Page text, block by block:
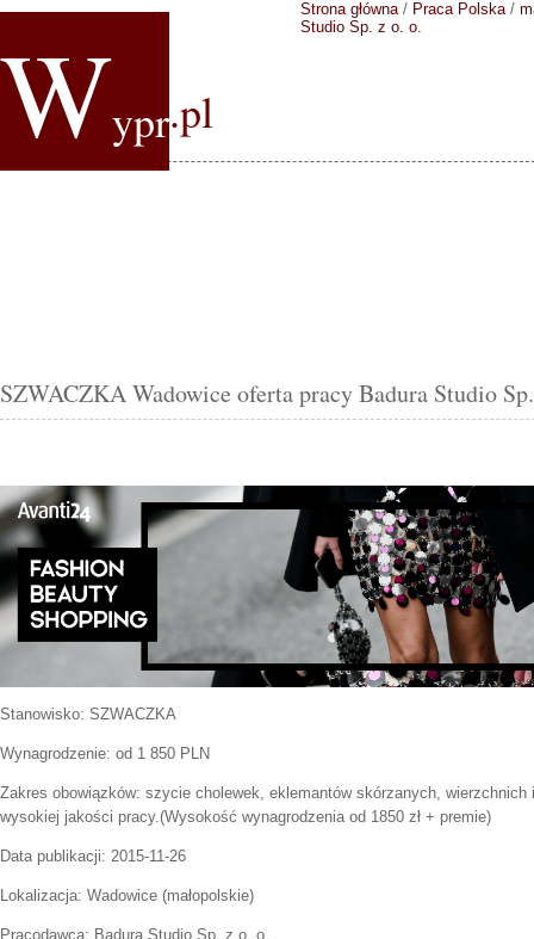
Wypr.pl
Strona główna/ Praca Polska/
Studio Sp. z o. o.
SZWACZKA Wadowice oferta pracy Badura Studio
Stanowisko: SZWACZKA
Wynagrodzenie: od 1 850 PLN
Zakres obowiązków: szycie cholewek, eklemantów skórzanych, wierzchnich
wysokiej jakości pracy.(Wysokość wynagrodzenia od 1850 zł + premie)
Data publikacji: 2015-11-26
Lokalizacja: Wadowice (małopolskie)
Pracodawca: Badura Studio Sp. z o. o.